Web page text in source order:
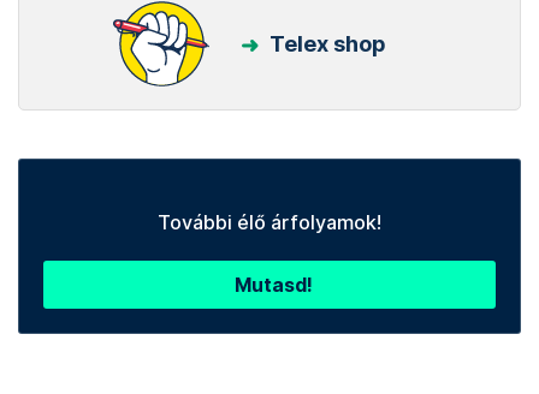
Telex shop
További élő árfolyamok!
Mutasd!